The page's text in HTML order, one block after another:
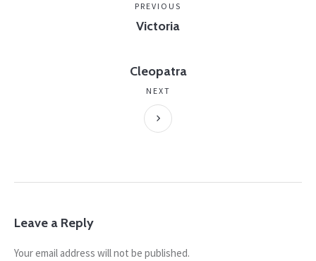
Victoria
PREVIOUS
Cleopatra
NEXT
Leave a Reply
Your email address will not be published.